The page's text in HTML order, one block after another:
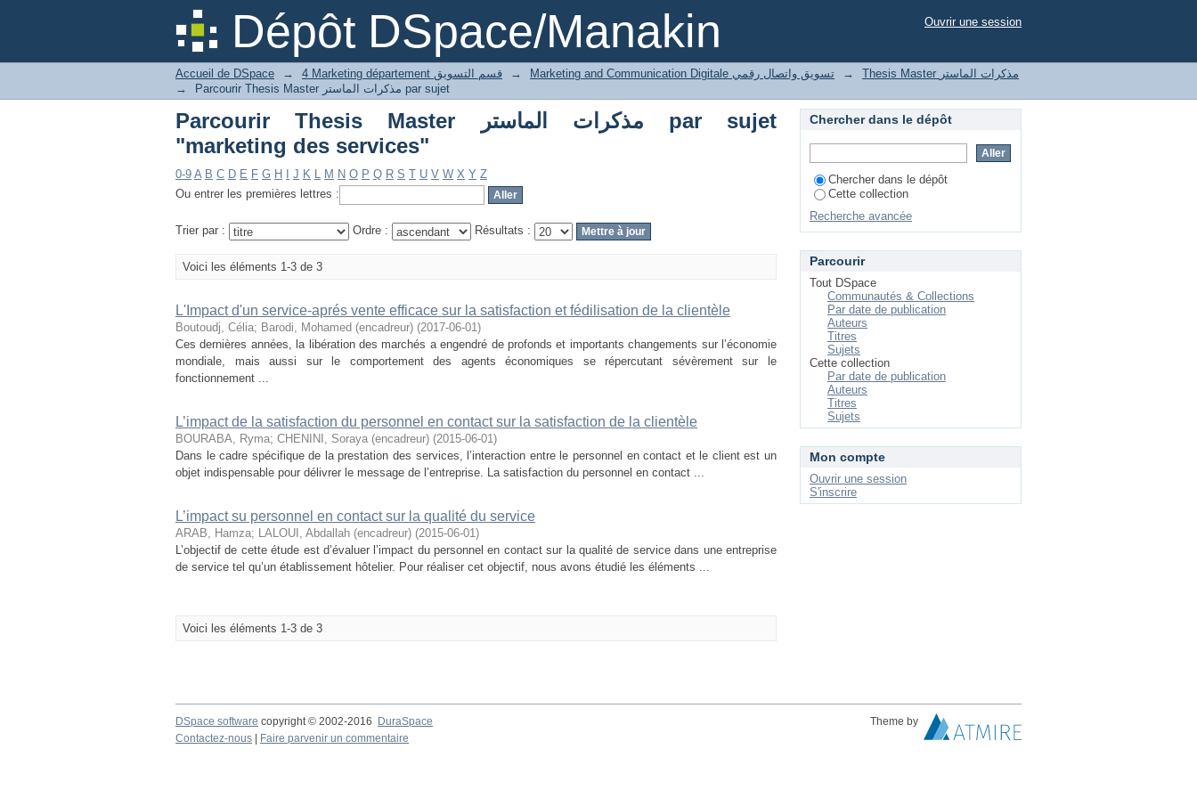
Dépôt DSpace/ManakinParcourir Thesis Master مذكرات الماستر par sujet "marketing des services" Ouvrir une session
Accueil de DSpace → 4 Marketing département قسم التسويق → Marketing and Communication Digitale تسويق واتصال رقمي →
Thesis Master مذكرات الماستر
→
Parcourir Thesis Master مذكرات الماستر par sujet
Parcourir Thesis Master مذكرات الماستر par sujet
"marketing des services"
0-9 A B C D E F G H J K L M N O P Q R S T U V W X Y Z
Ou entrer les premières lettres :
Trier par : Ordre : Résultats :
Voici les éléments 1-3 de 3
L'Impact d'un service-aprés vente efficace sur la satisfaction et fédilisation de la clientèle
Boutoudj, Célia; Barodi, Mohamed (encadreur) (2017-06-01)
Ces dernières années, la libération des marchés a engendré de profonds et importants changements sur l’économie
mondiale, mais aussi sur le comportement des agents économiques se répercutant sévèrement sur le
fonctionnement ...
L’impact de la satisfaction du personnel en contact sur la satisfaction de la clientèle
BOURABA, Ryma; CHENINI, Soraya (encadreur) (2015-06-01)
Dans le cadre spécifique de la prestation des services, l’interaction entre le personnel en contact et le client est un
objet indispensable pour délivrer le message de l’entreprise. La satisfaction du personnel en contact ...
L’impact su personnel en contact sur la qualité du service
ARAB, Hamza; LALOUI, Abdallah (encadreur) (2015-06-01)
L’objectif de cette étude est d’évaluer l’impact du personnel en contact sur la qualité de service dans une entreprise
de service tel qu’un établissement hôtelier. Pour réaliser cet objectif, nous avons étudié les éléments ...
Voici les éléments 1-3 de 3
Chercher dans le dépôt
Chercher dans le dépôt
Cette collection
Recherche avancée
Parcourir
Tout DSpace
Communautés & Collections
Par date de publication
Auteurs
Titres
Sujets
Cette collection
Par date de publication
Auteurs
Titres
Sujets
Mon compte
Ouvrir une session
S'inscrire
DSpace software copyright © 2002-2016 DuraSpace
Theme by
Contactez-nous
Faire parvenir un commentaire